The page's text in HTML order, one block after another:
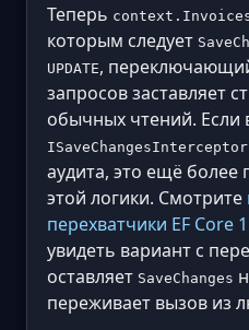
Теперь
которым следует
UPDATE,
запросов заставляет
обычных чтений. Если
ISaveChangesInterceptor
аудита, это ещё
этой логики. Смотрите
перехватчики EF Core
увидеть вариант с
оставляет SaveChanges
переживает вызов из